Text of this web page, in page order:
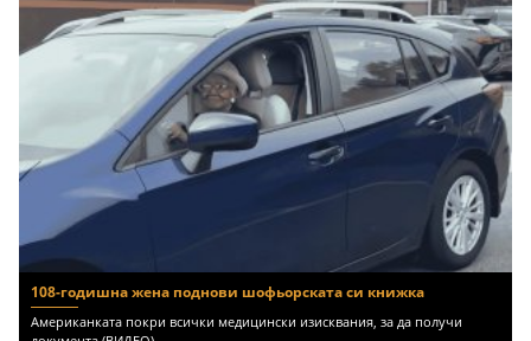
108-годишна жена поднови шофьорската си книжка
Американката покри всички медицински изисквания, за да получи